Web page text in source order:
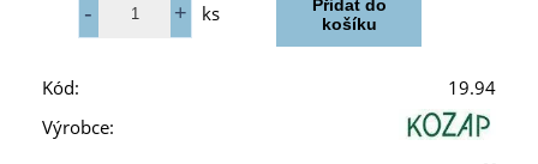
ks
Kód:
19.94
Výrobce: